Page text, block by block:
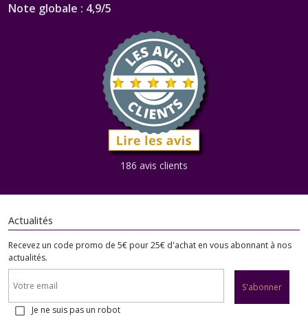
Note globale : 4,9/5
186 avis clients
Actualités
Recevez un code promo de 5€ pour 25€ d'achat en vous abonnant à nos
actualités.
S'abonner
Je ne suis pas un robot